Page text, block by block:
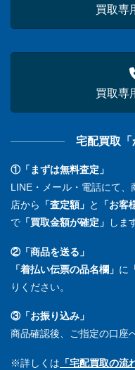
買取専
買取専
宅配買取「
①「まずは無料査定」
LINE・メール・電話にて
店から
「査定額」 と 「お客
で 「買取金額が確定」 しま
②「商品を送る」
「着払い伝票の品名欄」 に
りください。
③「お振り込み」
商品確認後、ご指定の口座
※詳しくは 「宅配買取の流